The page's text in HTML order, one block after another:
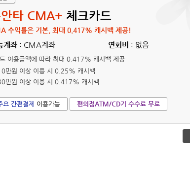
타 CMA+ 체크카드
수익률은 기본, 최대 0.417% 캐시백 제공!
계좌 : CMA계좌 연회비 : 없음
이용금액에 따라 최대 0.417% 캐시백 제공
만원 이상 이용 시 0.25% 캐시백
만원 이상 이용 시 0.417% 캐시백
요 간편결제 이용가능 편의점ATM/CD기 수수료 무료